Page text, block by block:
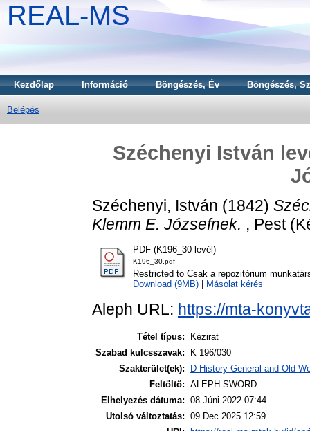
REAL-MS
Kezdőlap Információ Böngészés, Év Böngészés,
Belépés
Széchenyi István
Széchenyi, István (1842)
Klemm E. Józsefnek. , Pest
PDF (K196_30 levél)
K196_30.pdf
Restricted to Csak a repozitórium
Download (9MB)
Másolat kérés
Aleph URL: https://mta-
Tétel típus:
Kézirat
Szabad kulcsszavak:
K 196/030
Szakterület(ek):
D History General and Old
Feltöltő: ALEPH SWORD
Elhelyezés dátuma: 08 Júni 2022 07:44
Utolsó változtatás: 09 Dec 2025 12:59